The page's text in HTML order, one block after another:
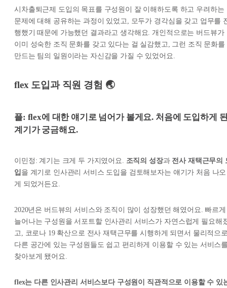
시차출퇴근제 도입의 목표를 구성원이 잘 이해하도록 하고 우려하는
문제에 대해 공유하는 과정이 있었고, 모두가 경각심을 갖고 업무를
행했기 때문에 가능했던 결과라고 생각해요. 개인적으로는 버드뷰가
이미 성숙한 조직 문화를 갖고 있다는 걸 실감했고, 그런 조직 문화를
만드는 팀의 일원이라는 자신감을 가질 수 있었어요.
flex 도입과 직원 경험 🌏
플: flex에 대한 얘기로 넘어가 볼게요. 처음에 도입하게
계기가 궁금해요.
이민정: 계기는 크게 두 가지였어요. 조직의 성장과 전사 재택근무의
입 을 계기로 인사관리 서비스 도입을 검토해보자는 얘기가 처음 나오
게 되었거든요.
2020년은 버드뷰의 서비스와 조직이 많이 성장했던 해였어요. 빠르게
늘어나는 구성원을 서포트할 인사관리 서비스가 자연스럽게 필요해
고, 코로나 19 확산으로 전사 재택근무를 시행하게 되면서 물리적으
다른 공간에 있는 구성원들도 쉽고 편리하게 이용할 수 있는 서비스
찾아보게 됐어요.
flex는 다른 인사관리 서비스보다 구성원이 직관적으로 이용할 수 있